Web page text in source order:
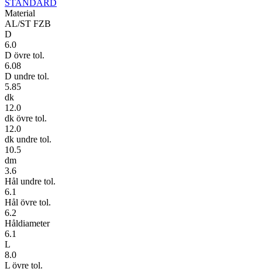
STANDARD
Material
AL/ST FZB
D
6.0
D övre tol.
6.08
D undre tol.
5.85
dk
12.0
dk övre tol.
12.0
dk undre tol.
10.5
dm
3.6
Hål undre tol.
6.1
Hål övre tol.
6.2
Håldiameter
6.1
L
8.0
L övre tol.